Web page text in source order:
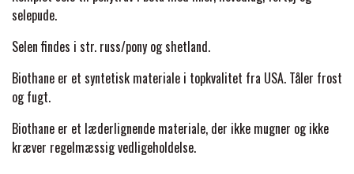
TERAPI PRODUKTER
STRØMPER
HUER & HALSTØRKLÆDER
HESTEBOLCHER & TREATS
TILSKUD & VITAMINER
SKO & VÆRKTØJ
VOGNE & TILBEHØR
PREMIER EQUINE LINERS & DÆKKEN
TILBEHØR
PREMIER EQUINE WALKER & RIDEDÆKKEN
PREMIER EQUINE INSEKTBESKYTTELSE
CARR & DAY & MARTIN
selepude.
Selen findes i str. russ/pony og shetland.
Biothane er et syntetisk materiale i topkvalitet fra USA. Tåler frost
og fugt.
Biothane er et læderlignende materiale, der ikke mugner og ikke
kræver regelmæssig vedligeholdelse.